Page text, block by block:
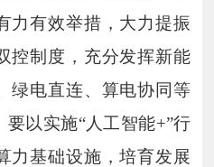
力有效举措，大力提振
控制度，充分发挥新能
绿电直连、算电协同等
要以实施“人工智能+”行
力基础设施，培育发展